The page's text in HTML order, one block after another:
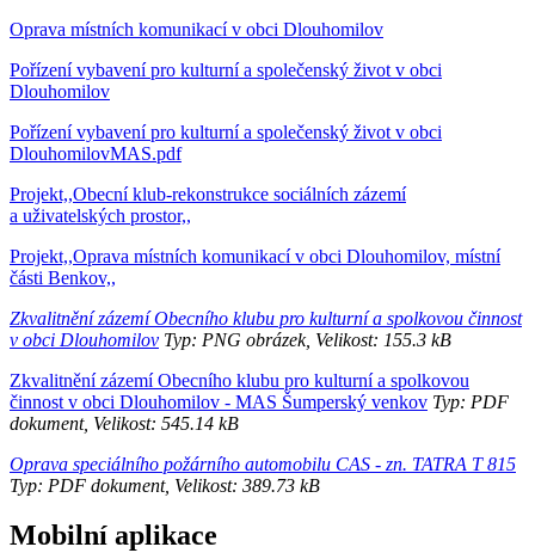
Oprava místních komunikací v obci Dlouhomilov
Pořízení vybavení pro kulturní a společenský život v obci
Dlouhomilov
Pořízení vybavení pro kulturní a společenský život v obci
DlouhomilovMAS.pdf
Projekt,,Obecní klub-rekonstrukce sociálních zázemí
a uživatelských prostor,,
Projekt,,Oprava místních komunikací v obci Dlouhomilov, místní
části Benkov,,
Zkvalitnění zázemí Obecního klubu pro kulturní a spolkovou činnost
v obci Dlouhomilov Typ: PNG obrázek, Velikost: 155.3 kB
Zkvalitnění zázemí Obecního klubu pro kulturní a spolkovou
činnost v obci Dlouhomilov - MAS Šumperský venkov Typ: PDF
dokument, Velikost: 545.14 kB
Oprava speciálního požárního automobilu CAS - zn. TATRA T 815
Typ: PDF dokument, Velikost: 389.73 kB
Mobilní aplikace